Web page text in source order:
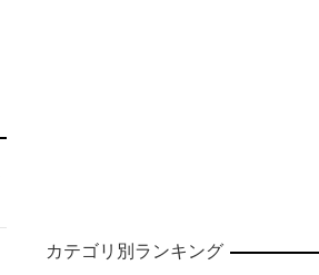
カテゴリ別ランキング